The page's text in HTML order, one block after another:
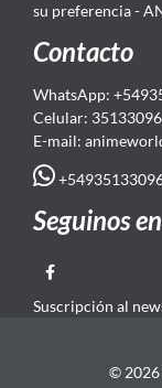
su preferencia -
Contacto
WhatsApp:
Celular:
E-mail:
Seguinos
Suscripción al
© 2026